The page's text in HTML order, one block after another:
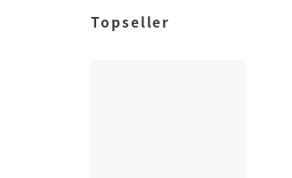
Topseller